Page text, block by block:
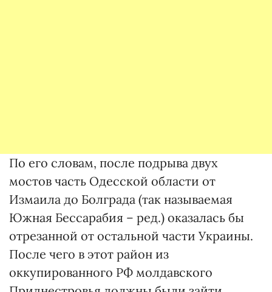
По его словам, после подрыва двух
мостов часть Одесской области от
Измаила до Болграда (так называемая
Южная Бессарабия – ред.) оказалась бы
отрезанной от остальной части Украины.
После чего в этот район из
оккупированного РФ молдавского